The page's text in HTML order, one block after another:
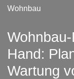
Über uns
Team
Jobs
Öffnungszeiten
Login
Wohnbau
Hand:
Wartung